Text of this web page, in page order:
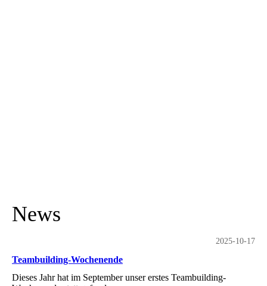
News
2025-10-17
Teambuilding-Wochenende
Dieses Jahr hat im September unser erstes Teambuilding-